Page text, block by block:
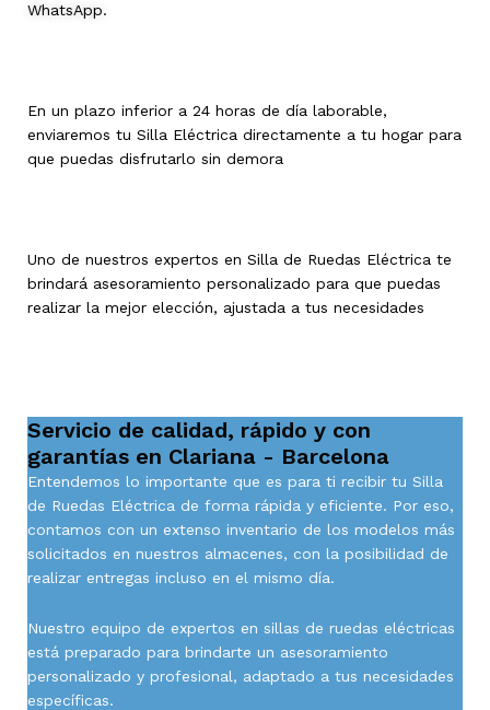
WhatsApp.
En un plazo inferior a 24 horas de día laborable,
enviaremos tu Silla Eléctrica directamente a tu hogar para
que puedas disfrutarlo sin demora
Uno de nuestros expertos en Silla de Ruedas Eléctrica te
brindará asesoramiento personalizado para que puedas
realizar la mejor elección, ajustada a tus necesidades
Servicio de calidad, rápido y con
garantías en Clariana - Barcelona
Entendemos lo importante que es para ti recibir tu Silla
de Ruedas Eléctrica de forma rápida y eficiente. Por eso,
contamos con un extenso inventario de los modelos más
solicitados en nuestros almacenes, con la posibilidad de
realizar entregas incluso en el mismo día.
Nuestro equipo de expertos en sillas de ruedas eléctricas
está preparado para brindarte un asesoramiento
personalizado y profesional, adaptado a tus necesidades
específicas.